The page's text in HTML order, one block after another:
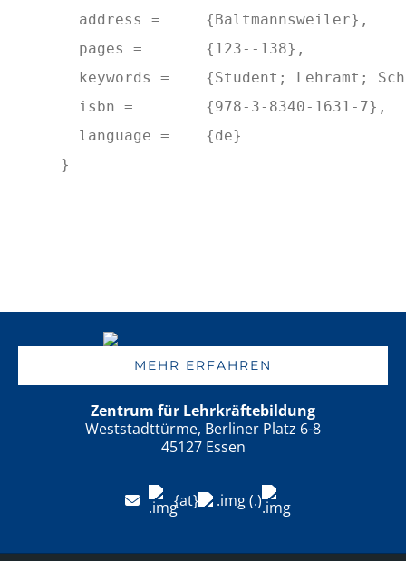
  address = 	{Baltmannsweiler},
  pages = 	{123--138},
  keywords = 	{Student; Lehramt; Schriftsprache; Studienanfang},
  isbn = 	{978-3-8340-1631-7},
  language = 	{de}
}
MEHR ERFAHREN
Zentrum für Lehrkräftebildung
Weststadttürme, Berliner Platz 6-8
45127 Essen
{at} (.)